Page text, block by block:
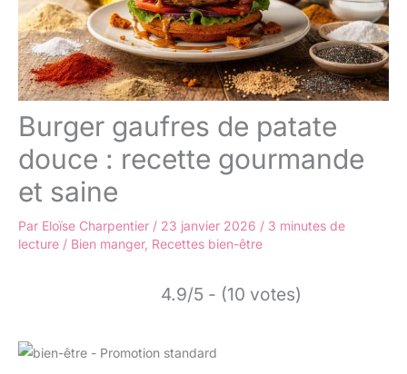
Burger gaufres de patate
douce : recette gourmande
et saine
Par Eloïse Charpentier / 23 janvier 2026 / 3 minutes de
lecture / Bien manger, Recettes bien-être
4.9/5 - (10 votes)